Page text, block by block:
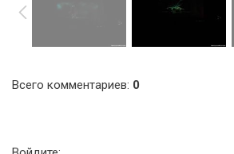
Всего комментариев: 0